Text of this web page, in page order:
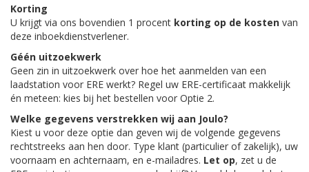
Korting
U krijgt via ons bovendien 1 procent korting op de kosten van
deze inboekdienstverlener.
Géén uitzoekwerk
Geen zin in uitzoekwerk over hoe het aanmelden van een
laadstation voor ERE werkt? Regel uw ERE-certificaat makkelijk
én meteen: kies bij het bestellen voor Optie 2.
Welke gegevens verstrekken wij aan Joulo?
Kiest u voor deze optie dan geven wij de volgende gegevens
rechtstreeks aan hen door. Type klant (particulier of zakelijk), uw
voornaam en achternaam, en e-mailadres. Let op, zet u de